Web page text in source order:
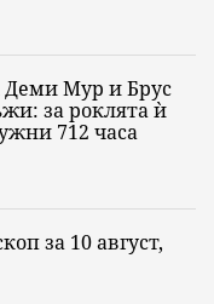
Мур и Брус
за роклята ѝ
712 часа
за 10 август,